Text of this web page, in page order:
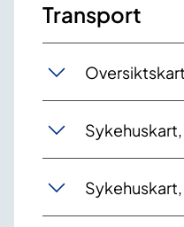
Transport